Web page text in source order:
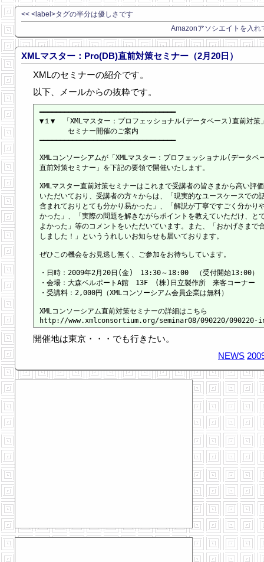
<< <label>タグの半分は優しさです
Amazonアソシエイトを入れ
XMLマスター：Pro(DB)直前対策セミナー（2月20日）
XMLのセミナーの紹介です。
以下、メールからの抜粋です。
━━━━━━━━━━━━━━━━━━━━━━━━━━━━━━━━━
▼１▼  「XMLマスター：プロフェッショナル(データベース)直前対策
セミナー開催のご案内
━━━━━━━━━━━━━━━━━━━━━━━━━━━━━━━━━
XMLコンソーシアムが「XMLマスター：プロフェッショナル(データベ
直前対策セミナー」を下記の要領で開催いたします。
XMLマスター直前対策セミナーはこれまで受講者の皆さまから高い評
いただいており、受講者の方々からは、「現実的なユースケースでの
含まれておりとても分かり易かった」、「解説が丁寧ですごく分かり
かった」、「実際の問題を解きながらポイントを教えていただけ、と
よかった」等のコメントをいただいています。また、「おかげさまで
しました！」といううれしいお知らせも届いております。
ぜひこの機会をお見逃し無く、ご参加をお待ちしています。
・日時：2009年2月20日(金)　13:30～18:00　（受付開始13:00）
・会場：大森ベルポートA館　13F　(株)日立製作所　来客コーナー
・受講料：2,000円（XMLコンソーシアム会員企業は無料）
XMLコンソーシアム直前対策セミナーの詳細はこちら
開催地は東京・・・でも行きたい。
NEWS